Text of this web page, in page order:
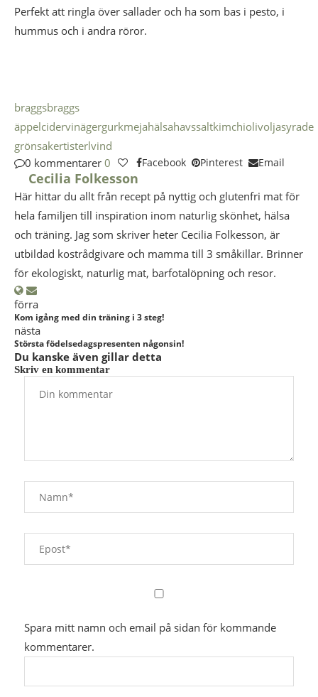
Perfekt att ringla över sallader och ha som bas i pesto, i
hummus och i andra röror.
braggsbraggs
äppelcidervinägergurkmejahälsahavssaltkimchiolivoljasyrade
grönsakertisterlvind
0 kommentarer 0 Facebook Pinterest Email
Cecilia Folkesson
Här hittar du allt från recept på nyttig och glutenfri mat för
hela familjen till inspiration inom naturlig skönhet, hälsa
och träning. Jag som skriver heter Cecilia Folkesson, är
utbildad kostrådgivare och mamma till 3 småkillar. Brinner
för ekologiskt, naturlig mat, barfotalöpning och resor.
förra
Kom igång med din träning i 3 steg!
nästa
Största födelsedagspresenten någonsin!
Du kanske även gillar detta
Skriv en kommentar
Spara mitt namn och email på sidan för kommande
kommentarer.